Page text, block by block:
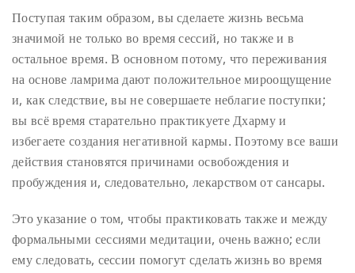
Поступая таким образом, вы сделаете жизнь весьма
значимой не только во время сессий, но также и в
остальное время. В основном потому, что переживания
на основе ламрима дают положительное мироощущение
и, как следствие, вы не совершаете неблагие поступки;
вы всё время старательно практикуете Дхарму и
избегаете создания негативной кармы. Поэтому все ваши
действия становятся причинами освобождения и
пробуждения и, следовательно, лекарством от сансары.
Это указание о том, чтобы практиковать также и между
формальными сессиями медитации, очень важно; если
ему следовать, сессии помогут сделать жизнь во время